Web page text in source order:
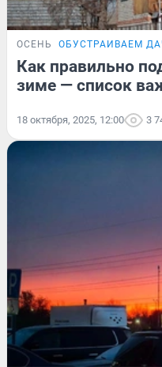
ОСЕНЬ ОБУСТРАИВАЕМ
Как правильно
зиме — список
18 октября, 2025, 12:00 3